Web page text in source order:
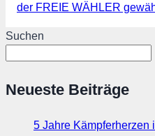
der FREIE WÄHLER
Suchen
Neueste Beiträge
5 Jahre Kämpferherzen